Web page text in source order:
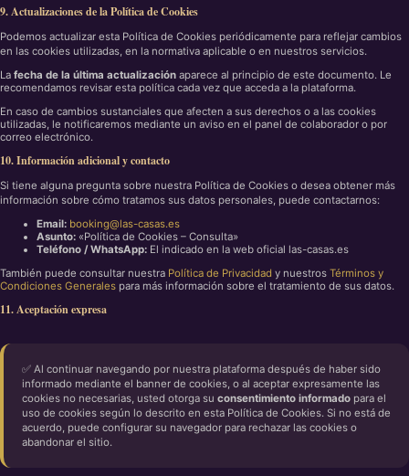
9. Actualizaciones de la Política de Cookies
Podemos actualizar esta Política de Cookies periódicamente para reflejar cambios
en las cookies utilizadas, en la normativa aplicable o en nuestros servicios.
La fecha de la última actualización aparece al principio de este documento. Le
recomendamos revisar esta política cada vez que acceda a la plataforma.
En caso de cambios sustanciales que afecten a sus derechos o a las cookies
utilizadas, le notificaremos mediante un aviso en el panel de colaborador o por
correo electrónico.
10. Información adicional y contacto
Si tiene alguna pregunta sobre nuestra Política de Cookies o desea obtener más
información sobre cómo tratamos sus datos personales, puede contactarnos:
Email: booking@las-casas.es
Asunto: «Política de Cookies – Consulta»
Teléfono / WhatsApp: El indicado en la web oficial las-casas.es
También puede consultar nuestra Política de Privacidad y nuestros Términos y
Condiciones Generales para más información sobre el tratamiento de sus datos.
11. Aceptación expresa
✅ Al continuar navegando por nuestra plataforma después de haber sido
informado mediante el banner de cookies, o al aceptar expresamente las
cookies no necesarias, usted otorga su consentimiento informado para el
uso de cookies según lo descrito en esta Política de Cookies. Si no está de
acuerdo, puede configurar su navegador para rechazar las cookies o
abandonar el sitio.